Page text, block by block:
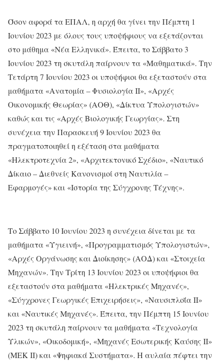
Όσον αφορά τα ΕΠΑΛ, η αρχή θα γίνει την Πέμπτη 1
Ιουνίου 2023 με όλους τους υποψήφιους να εξετάζονται
στο μάθημα «Νέα Ελληνικά». Έπειτα, το Σάββατο 3
Ιουνίου 2023 τη σκυτάλη παίρνουν τα «Μαθηματικά». Την
Τετάρτη 7 Ιουνίου 2023 οι υποψήφιοι θα εξεταστούν στα
μαθήματα «Ανατομία – Φυσιολογία ΙΙ», «Αρχές
Οικονομικής Θεωρίας» (ΑΟΘ), «Δίκτυα Υπολογιστών»
καθώς και τις «Αρχές Βιολογικής Γεωργίας». Στη
συνέχεια την Παρασκευή 9 Ιουνίου 2023 θα
πραγματοποιηθεί η εξέταση στα μαθήματα
«Ηλεκτροτεχνία 2», «Αρχιτεκτονικό Σχέδιο», «Ναυτικό
Δίκαιο – Διεθνείς Κανονισμοί στη Ναυτιλία –
Εφαρμογές» και «Ιστορία της Σύγχρονης Τέχνης».
Το Σάββατο 10 Ιουνίου 2023 η συνέχεια δίνεται με τα
μαθήματα «Υγιεινή», «Προγραμματισμός Υπολογιστών»,
«Αρχές Οργάνωσης και Διοίκησης» (ΑΟΔ) και «Στοιχεία
Μηχανών». Την Τρίτη 13 Ιουνίου 2023 οι υποψήφιοι θα
εξεταστούν στα μαθήματα «Ηλεκτρικές Μηχανές»,
«Σύγχρονες Γεωργικές Επιχειρήσεις», «Ναυσιπλοΐα ΙΙ»
και «Ναυτικές Μηχανές». Έπειτα, την Πέμπτη 15 Ιουνίου
2023 τη σκυτάλη παίρνουν τα μαθήματα «Τεχνολογία
Υλικών», «Οικοδομική», «Μηχανές Εσωτερικής Καύσης II»
(ΜΕΚ ΙΙ) και «Ψηφιακά Συστήματα». Η αυλαία πέφτει την